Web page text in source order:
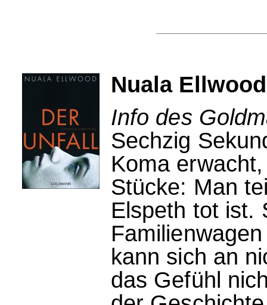
Nuala
Info des
Sechzig
Koma
Stücke: Man
Elspeth tot ist.
kann sich an
das Gefühl